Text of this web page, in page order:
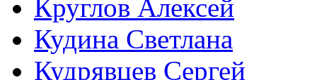
Круглов Алексей
Кудина Светлана
Кудрявцев Сергей